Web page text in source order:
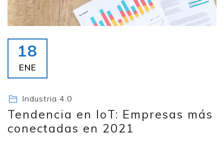
18
ENE
Industria 4.0
Tendencia en IoT: Empresas más
conectadas en 2021